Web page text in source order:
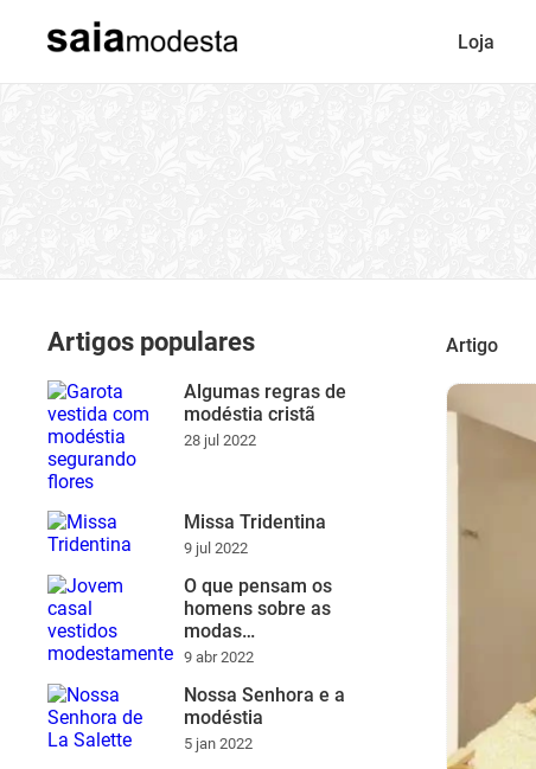
Loja
Artigos populares
Algumas regras de
modéstia cristã
28 jul 2022
Missa Tridentina
9 jul 2022
O que pensam os
homens sobre as
modas…
9 abr 2022
Nossa Senhora e a
modéstia
5 jan 2022
Artigo